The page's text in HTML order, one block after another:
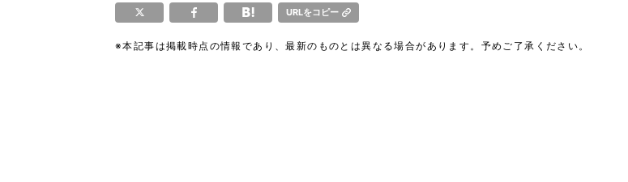
URLをコピー
※本記事は掲載時点の情報であり、最新のものとは異なる場合があります。予めご了承ください。